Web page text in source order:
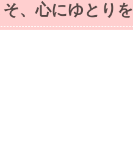
、心にゆとりを